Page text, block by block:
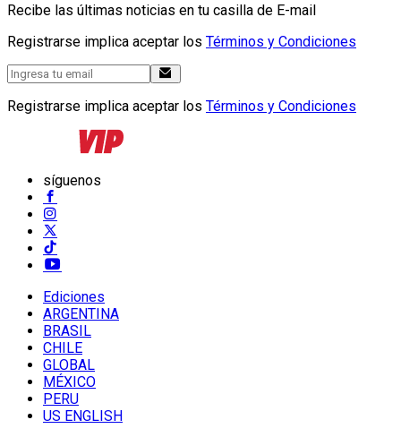
Recibe las últimas noticias en tu casilla de E-mail
Registrarse implica aceptar los Términos y Condiciones
Registrarse implica aceptar los Términos y Condiciones
síguenos
Ediciones
ARGENTINA
BRASIL
CHILE
GLOBAL
MÉXICO
PERU
US ENGLISH